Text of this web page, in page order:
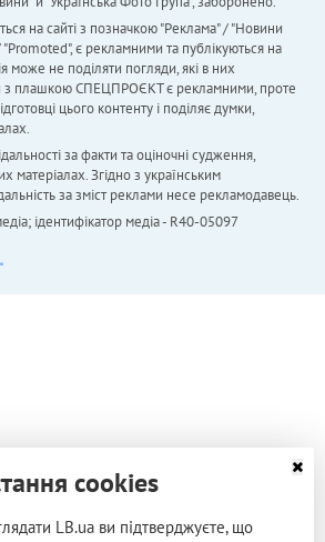
на сайті з позначкою "Реклама" / "Новини
є рекламними та публікуються на
може не поділяти погляди, які в них
з плашкою СПЕЦПРОЄКТ є рекламними, проте
цього контенту і поділяє думки,
за факти та оціночні судження,
матеріалах. Згідно з українським
за зміст реклами несе рекламодавець.
ідентифікатор медіа - R40-05097
cookies
LB.ua ви підтверджуєте, що